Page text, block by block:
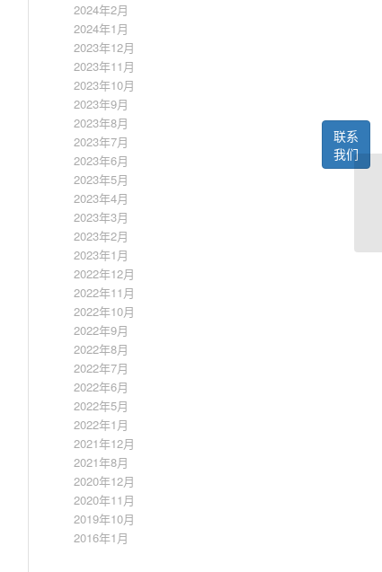
联系
我们
2024年2月
2024年1月
2023年12月
2023年11月
2023年10月
2023年9月
2023年8月
2023年7月
2023年6月
2023年5月
2023年4月
2023年3月
2023年2月
2023年1月
2022年12月
2022年11月
2022年10月
2022年9月
2022年8月
2022年7月
2022年6月
2022年5月
2022年1月
2021年12月
2021年8月
2020年12月
2020年11月
2019年10月
2016年1月